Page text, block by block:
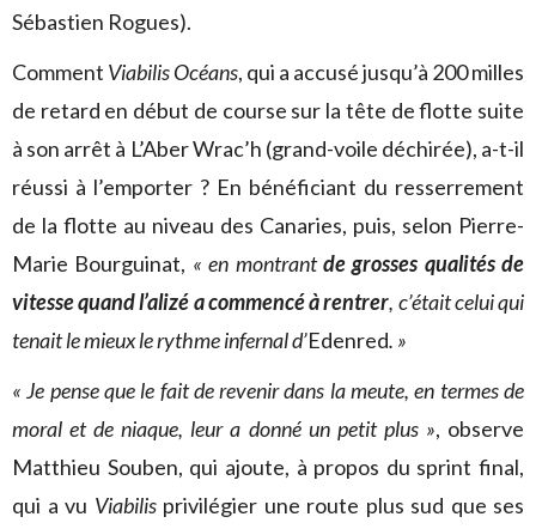
Sébastien Rogues).
Comment Viabilis Océans, qui a accusé jusqu’à 200 milles
de retard en début de course sur la tête de flotte suite
à son arrêt à L’Aber Wrac’h (grand-voile déchirée), a-t-il
réussi à l’emporter ? En bénéficiant du resserrement
de la flotte au niveau des Canaries, puis, selon Pierre-
Marie Bourguinat, « en montrantde grosses qualités de
vitesse quand l’alizé a commencé à rentrer, c’était celui qui
tenait le mieux le rythme infernal d’Edenred. »
« Je pense que le fait de revenir dans la meute, en termes de
moral et de niaque, leur a donné un petit plus », observe
Matthieu Souben, qui ajoute, à propos du sprint final,
qui a vu Viabilisprivilégier une route plus sud que ses